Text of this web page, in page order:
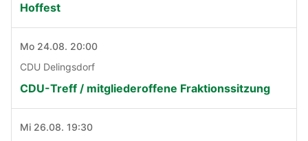
Hoffest
Mo 24.08. 20:00
CDU Delingsdorf
CDU-Treff / mitgliederoffene Fraktionssitzung
Mi 26.08. 19:30